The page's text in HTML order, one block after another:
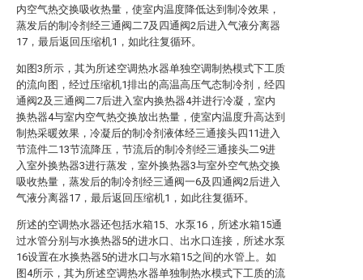
内空气热交换吸收热量，使室内温度降低达到制冷效果，
蒸发后的制冷剂经三通阀二7及四通阀2后进入气液分离器
17，最后返回压缩机1，如此往复循环。
如图3所示，其为所述空调热水器单独空调制热模式下工质
的流向图，经过压缩机1排出的高温高压气态制冷剂，经四
通阀2及三通阀二7后进入室内换热器4并进行冷凝，室内
换热器4与室内空气热交换放出热量，使室内温度升高达到
制热采暖效果，冷凝后的制冷剂液体经三通接头四11进入
节流件二13节流降压，节流后的制冷剂经三通接头二9进
入室外换热器3进行蒸发，室外换热器3与室外空气热交换
吸收热量，蒸发后的制冷剂经三通阀一6及四通阀2后进入
气液分离器17，最后返回压缩机1，如此往复循环。
所述的空调热水器还包括水箱15、水泵16，所述水箱15通
过水管分别与水换热器5的进水口、出水口连接，所述水泵
16设置在水换热器5的进水口与水箱15之间的水管上。如
图4所示，其为所述空调热水器单独制热水模式下工质的流